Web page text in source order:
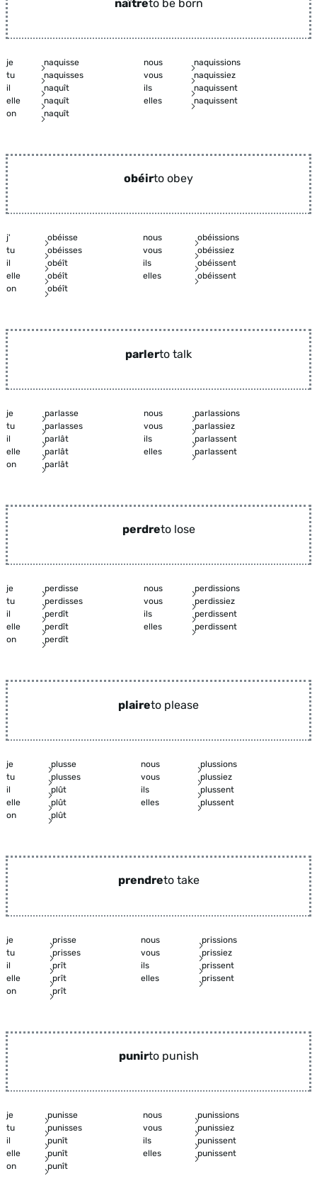
naîtreto be born
je naquisse nous
naquissions
tu
naquisses vous
naquissiez
il
naquît ils
naquissent
elle
naquît elles
naquissent
on
naquît
obéirto obey
j' obéisse nous
obéissions
tu
obéisses vous
obéissiez
il
obéît ils
obéissent
elle
obéît elles
obéissent
on
obéît
parlerto talk
je parlasse nous
parlassions
tu
parlasses vous
parlassiez
il
parlât ils
parlassent
elle
parlât elles
parlassent
on
parlât
perdreto lose
je perdisse nous
perdissions
tu
perdisses vous
perdissiez
il
perdît ils
perdissent
elle
perdît elles
perdissent
on
perdît
plaireto please
je plusse nous
plussions
tu
plusses vous
plussiez
il
plût ils
plussent
elle
plût elles
plussent
on
plût
prendreto take
je prisse nous
prissions
tu
prisses vous
prissiez
il
prît ils
prissent
elle
prît elles
prissent
on
prît
punirto punish
je punisse nous
punissions
tu
punisses vous
punissiez
il
punît ils
punissent
elle
punît elles
punissent
on
punît